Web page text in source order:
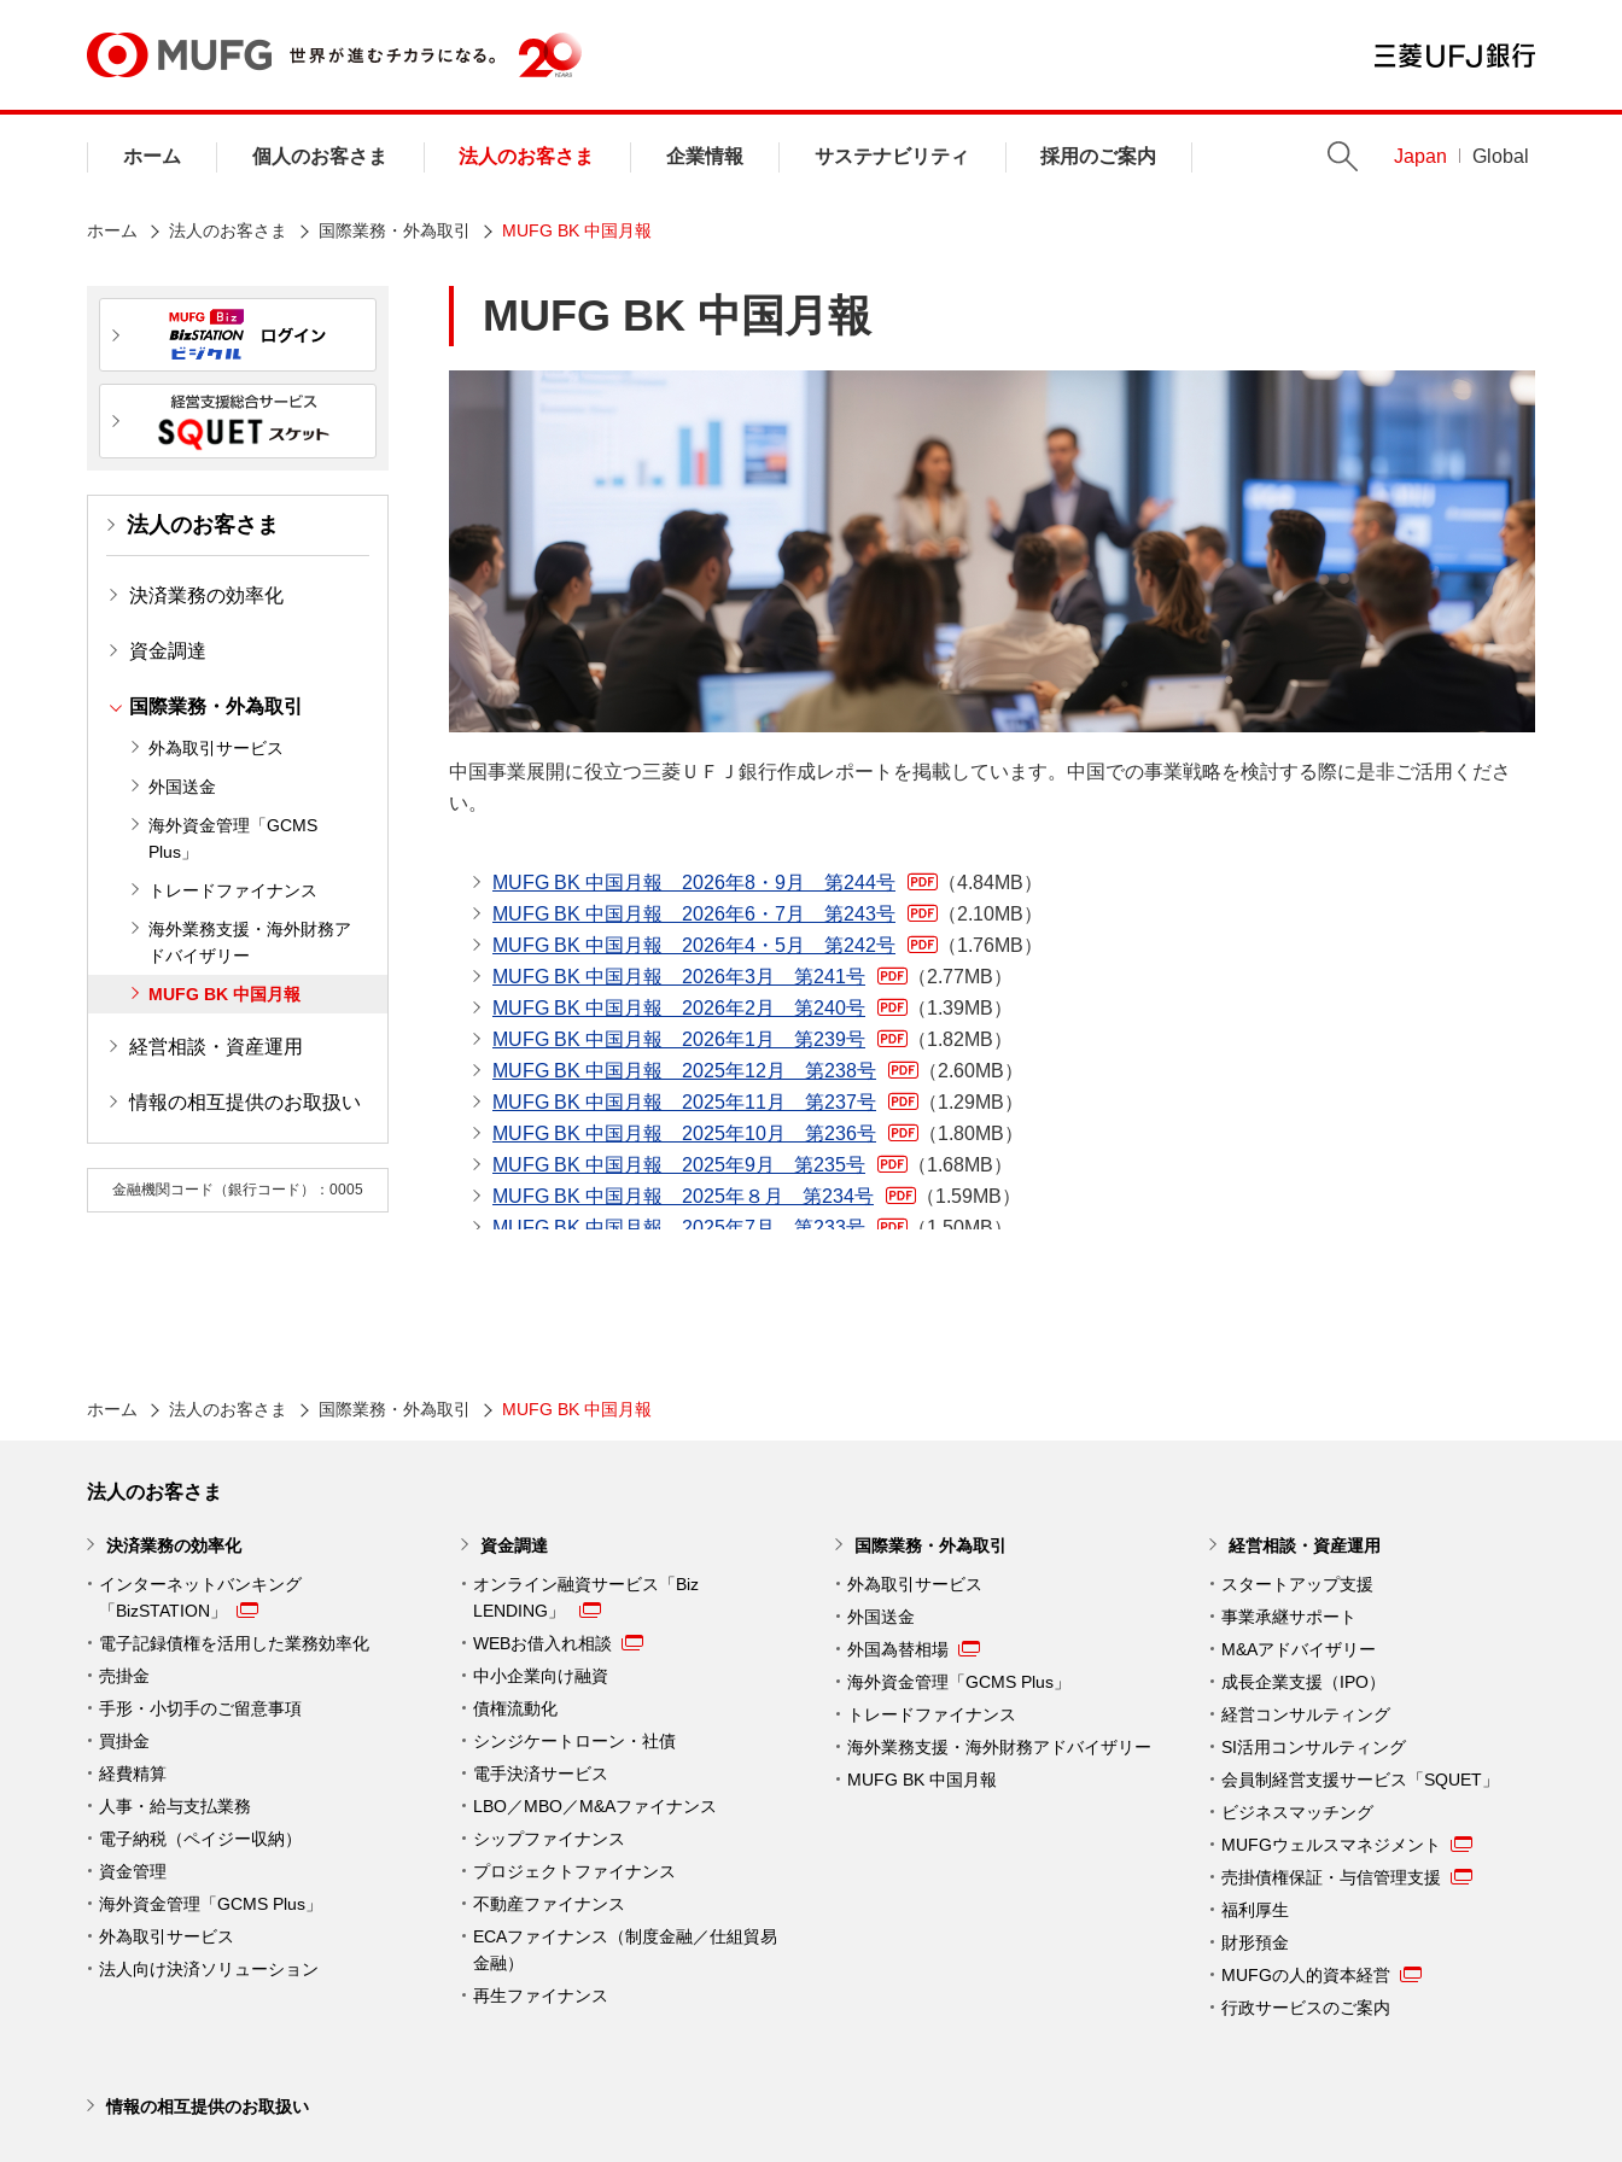
ホーム 個人のお客さま 法人のお客さま 企業情報 サステナビリティ 採用のご案内 Japan Global
ホーム 法人のお客さま 国際業務・外為取引 MUFG BK 中国月報
法人のお客さま
決済業務の効率化
資金調達
国際業務・外為取引
外為取引サービス
外国送金
海外資金管理「GCMS
Plus」
トレードファイナンス
海外業務支援・海外財務ア
ドバイザリー
MUFG BK 中国月報
経営相談・資産運用
情報の相互提供のお取扱い
金融機関コード（銀行コード）：0005
MUFG BK 中国月報
中国事業展開に役立つ三菱ＵＦＪ銀行作成レポートを掲載しています。中国での事業戦略を検討する際に是非ご活用くださ
い。
ホーム 法人のお客さま 国際業務・外為取引 MUFG BK 中国月報
法人のお客さま
決済業務の効率化
インターネットバンキング
「BizSTATION」
電子記録債権を活用した業務効率化
売掛金
手形・小切手のご留意事項
買掛金
経費精算
人事・給与支払業務
電子納税（ペイジー収納）
資金管理
海外資金管理「GCMS Plus」
外為取引サービス
法人向け決済ソリューション
資金調達
オンライン融資サービス「Biz
LENDING」
WEBお借入れ相談
中小企業向け融資
債権流動化
シンジケートローン・社債
電手決済サービス
LBO／MBO／M&Aファイナンス
シップファイナンス
プロジェクトファイナンス
不動産ファイナンス
ECAファイナンス（制度金融／仕組貿易
金融）
再生ファイナンス
国際業務・外為取引
外為取引サービス
外国送金
外国為替相場
海外資金管理「GCMS Plus」
トレードファイナンス
海外業務支援・海外財務アドバイザリー
MUFG BK 中国月報
経営相談・資産運用
スタートアップ支援
事業承継サポート
M&Aアドバイザリー
成長企業支援（IPO）
経営コンサルティング
SI活用コンサルティング
会員制経営支援サービス「SQUET」
ビジネスマッチング
MUFGウェルスマネジメント
売掛債権保証・与信管理支援
福利厚生
財形預金
MUFGの人的資本経営
行政サービスのご案内
情報の相互提供のお取扱い